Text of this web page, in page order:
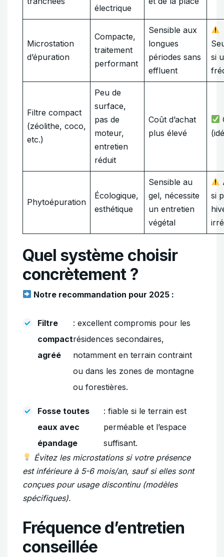
électrique
Microstation
d’épuration
Compacte,
traitement
performant
Sensible aux
longues
périodes sans
effluent
si
Filtre compact
(zéolithe, coco,
etc.)
Peu de
surface,
pas de
moteur,
entretien
réduit
Coût d’achat
plus élevé
Phytoépuration
Écologique,
esthétique
Sensible au
gel, nécessite
un entretien
végétal
si
Quel système choisir
concrètement ?
Notre recommandation pour 2025 :
Filtre
compact
agréé
: excellent compromis pour les
résidences secondaires,
notamment en terrain contraint
ou dans les zones de montagne
ou forestières.
Fosse toutes
eaux avec
épandage
: fiable si le terrain est
perméable et l’espace
suffisant.
Évitez les microstations si votre présence
est inférieure à 5-6 mois/an, sauf si elles sont
conçues pour usage discontinu (modèles
spécifiques).
Fréquence d’entretien
conseillée